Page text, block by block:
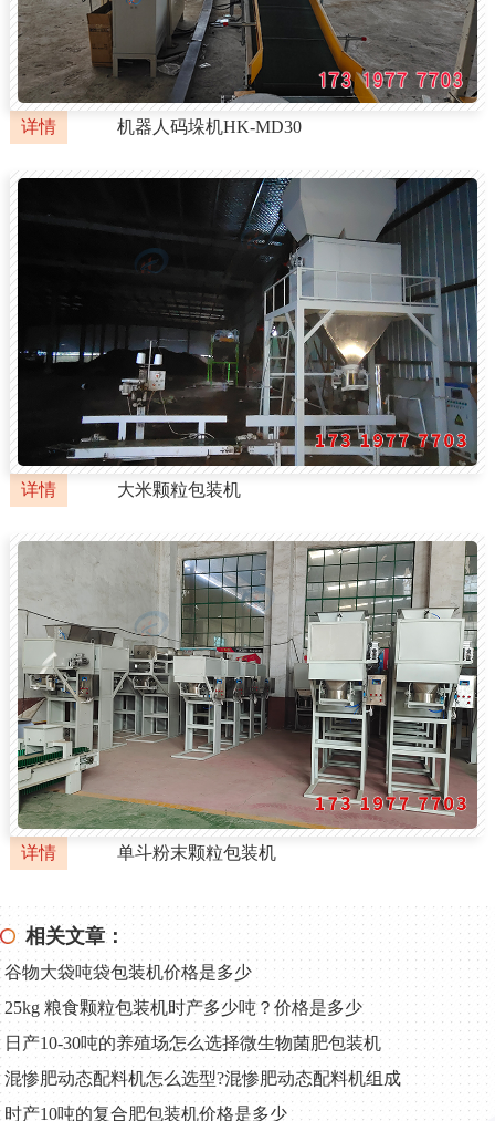
详情 机器人码垛机HK-MD30
详情 大米颗粒包装机
详情 单斗粉末颗粒包装机
相关文章：
谷物大袋吨袋包装机价格是多少
25kg 粮食颗粒包装机时产多少吨？价格是多少
日产10‑30吨的养殖场怎么选择微生物菌肥包装机
混惨肥动态配料机怎么选型?混惨肥动态配料机组成
时产10吨的复合肥包装机价格是多少